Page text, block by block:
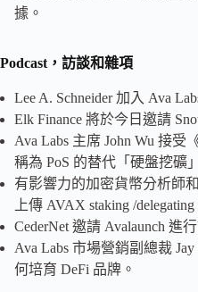
據。
Podcast，訪談和雜項
Lee A. Schneider 加入 Ava
Elk Finance 將於今日邀請
Ava Labs 主席 John Wu 接
稱為 PoS 的替代「硬盤挖礦
有影響力的加密貨幣分析師
上傳 AVAX staking /
CederNet 邀請 Avalaunch 進
Ava Labs 市場營銷副總裁 Jay
何培育 DeFi 品牌。